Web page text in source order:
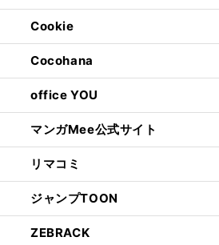
Cookie
Cocohana
office YOU
マンガMee公式サイト
リマコミ
ジャンプTOON
ZEBRACK